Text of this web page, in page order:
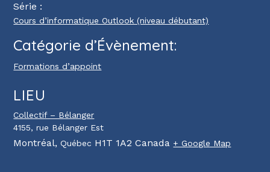
Série :
Cours d’informatique Outlook (niveau débutant)
Catégorie d’Évènement:
Formations d’appoint
LIEU
Collectif – Bélanger
4155, rue Bélanger Est
Montréal, Québec H1T 1A2 Canada + Google Map